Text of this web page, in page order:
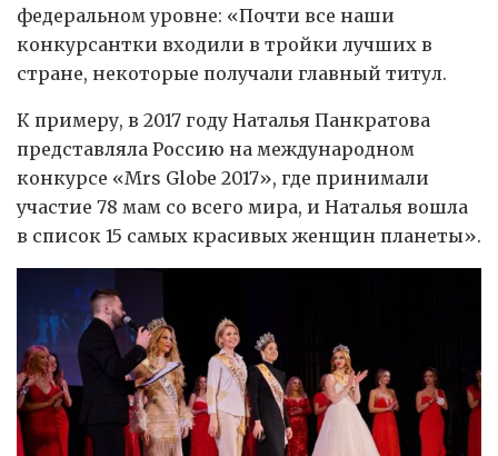
федеральном уровне: «Почти все наши
конкурсантки входили в тройки лучших в
стране, некоторые получали главный титул.
К примеру, в 2017 году Наталья Панкратова
представляла Россию на международном
конкурсе «Mrs Globe 2017», где принимали
участие 78 мам со всего мира, и Наталья вошла
в список 15 самых красивых женщин планеты».